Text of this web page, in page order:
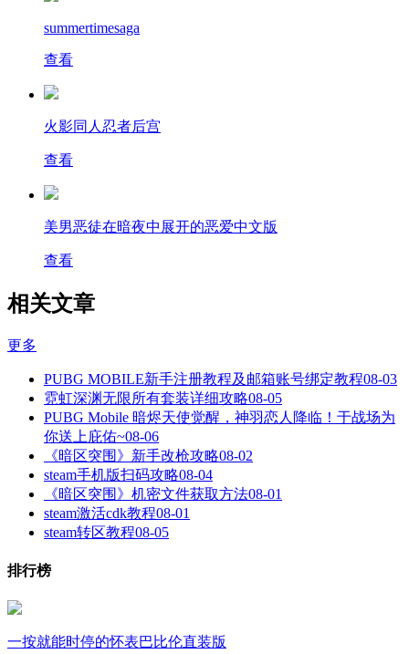
summertimesaga
查看
火影同人忍者后宫
查看
美男恶徒在暗夜中展开的恶爱中文版
查看
相关文章
更多
PUBG MOBILE新手注册教程及邮箱账号绑定教程08-03
霓虹深渊无限所有套装详细攻略08-05
PUBG Mobile 暗烬天使觉醒，神羽恋人降临！于战场为
你送上庇佑~08-06
《暗区突围》新手改枪攻略08-02
steam手机版扫码攻略08-04
《暗区突围》机密文件获取方法08-01
steam激活cdk教程08-01
steam转区教程08-05
排行榜
一按就能时停的怀表巴比伦直装版